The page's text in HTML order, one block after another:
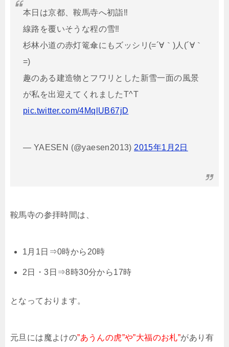
本日は京都、鞍馬寺へ初詣‼︎
線路を覆いそうな程の雪‼︎
杉林小道の赤灯篭傘にもズッシリ(=´∀｀)人(´∀｀
=)
趣のある建造物とフワリとした新雪一面の風景
が私を出迎えてくれましたT^T
pic.twitter.com/4MqlUB67jD
— YAESEN (@yaesen2013) 2015年1月2日
鞍馬寺の参拝時間は、
1月1日⇒0時から20時
2日・3日⇒8時30分から17時
となっております。
元旦には魔よけの”あうんの虎”や”大福のお札”があり有